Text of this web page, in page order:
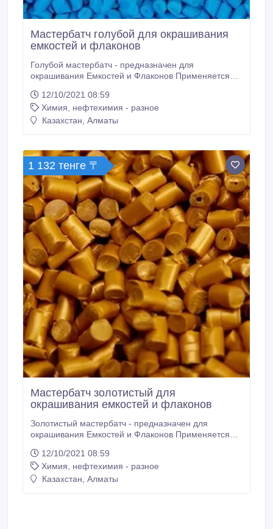
Мастербатч голубой для окрашивания
емкостей и флаконов
Голубой мастербатч - предназначен для
окрашивания Емкостей и Флаконов Применяется
методом выдувного формования. Цветные
суперконцентраты категории «эксперт»
превосходно распределяются в полимере,
светостойкостью, устойчивы к ультрафиолетовому
излучению и атмосферным воздействиям.
12/10/2021 08:59
Химия, нефтехимия - разное
Казахстан, Алматы
1 132 тенге 〒
Мастербатч золотистый для
окрашивания емкостей и флаконов
Золотистый мастербатч - предназначен для
окрашивания Емкостей и Флаконов Применяется
методом выдувного формования. Цветные
суперконцентраты категории «эксперт»
превосходно распределяются в полимере,
12/10/2021 08:59
Химия, нефтехимия - разное
Казахстан, Алматы